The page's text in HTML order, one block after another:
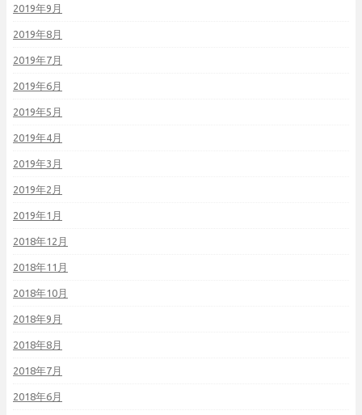
2019年9月
2019年8月
2019年7月
2019年6月
2019年5月
2019年4月
2019年3月
2019年2月
2019年1月
2018年12月
2018年11月
2018年10月
2018年9月
2018年8月
2018年7月
2018年6月